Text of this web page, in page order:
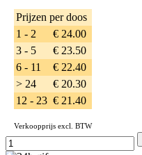
Prijzen per doos
1 - 2
€ 24.00
3 - 5
€ 23.50
6 - 11
€ 22.40
> 24
€ 20.30
12 - 23 € 21.40
Verkoopprijs excl. BTW